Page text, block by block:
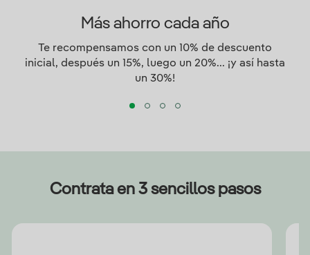
Más ahorro cada año
Te recompensamos con un 10% de descuento
inicial, después un 15%, luego un 20%... ¡y así hasta
un 30%!
Contrata en 3 sencillos pasos